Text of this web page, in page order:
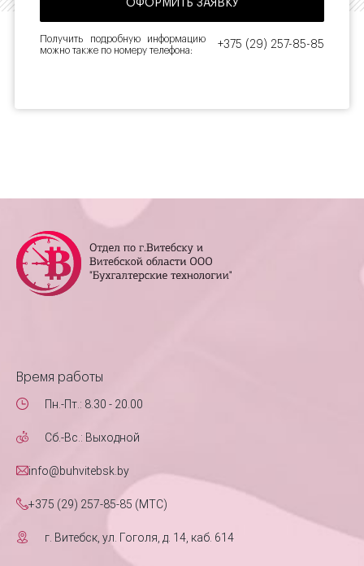
Получить подробную информацию
можно также по номеру телефона:
+375 (29) 257-85-85
Время работы
Пн.-Пт.: 8.30 - 20.00
Сб.-Вс.: Выходной
info@buhvitebsk.by
+375 (29) 257-85-85 (MTC)
г. Витебск, ул. Гоголя, д. 14, каб. 614